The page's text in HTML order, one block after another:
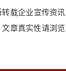
载企业宣传资
章真实性请浏